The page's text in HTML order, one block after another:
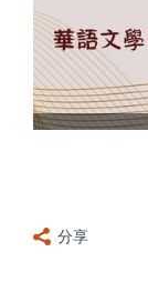
分享